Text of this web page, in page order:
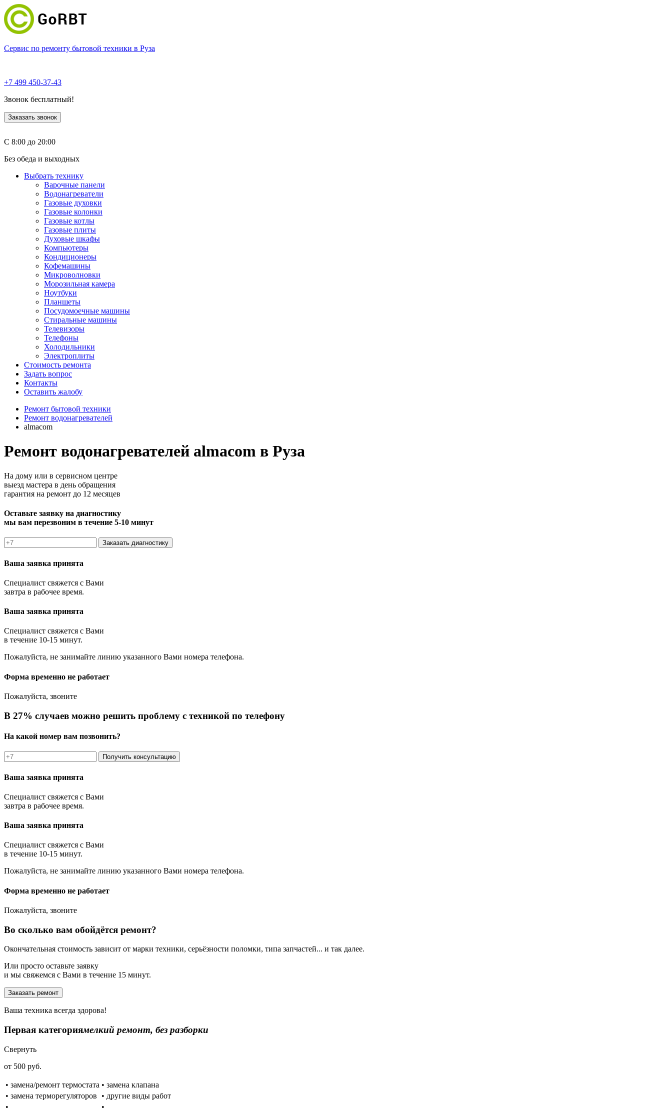
Сервис по ремонту бытовой техники в Руза
+7 499 450-37-43
Звонок бесплатный!
Заказать звонок
С 8:00 до 20:00
Без обеда и выходных
Выбрать технику
Варочные панели
Водонагреватели
Газовые духовки
Газовые колонки
Газовые котлы
Газовые плиты
Духовые шкафы
Компьютеры
Кондиционеры
Кофемашины
Микроволновки
Морозильная камера
Ноутбуки
Планшеты
Посудомоечные машины
Стиральные машины
Телевизоры
Телефоны
Холодильники
Электроплиты
Стоимость ремонта
Задать вопрос
Контакты
Оставить жалобу
Ремонт бытовой техники
Ремонт водонагревателей
almacom
Ремонт водонагревателей almacom в Руза
На дому или в сервисном центре
выезд мастера в день обращения
гарантия на ремонт до 12 месяцев
Оставьте заявку на диагностику
мы вам перезвоним в течение 5-10 минут
Заказать диагностику
Ваша заявка принята
Специалист свяжется с Вами
завтра в рабочее время.
Ваша заявка принята
Специалист свяжется с Вами
в течение 10-15 минут.
Пожалуйста, не занимайте линию указанного Вами номера телефона.
Форма временно не работает
Пожалуйста, звоните
В 27% случаев можно решить проблему с техникой по телефону
На какой номер вам позвонить?
Получить консультацию
Ваша заявка принята
Специалист свяжется с Вами
завтра в рабочее время.
Ваша заявка принята
Специалист свяжется с Вами
в течение 10-15 минут.
Пожалуйста, не занимайте линию указанного Вами номера телефона.
Форма временно не работает
Пожалуйста, звоните
Во сколько вам обойдётся ремонт?
Окончательная стоимость зависит от марки техники, серьёзности поломки, типа запчастей... и так далее.
Или просто оставьте заявку
и мы свяжемся с Вами в течение 15 минут.
Заказать ремонт
Ваша техника всегда здорова!
Первая категориямелкий ремонт, без разборки
Свернуть
от 500 руб.
• замена/ремонт термостата • замена клапана
• замена терморегуляторов
• другие виды работ
•
•